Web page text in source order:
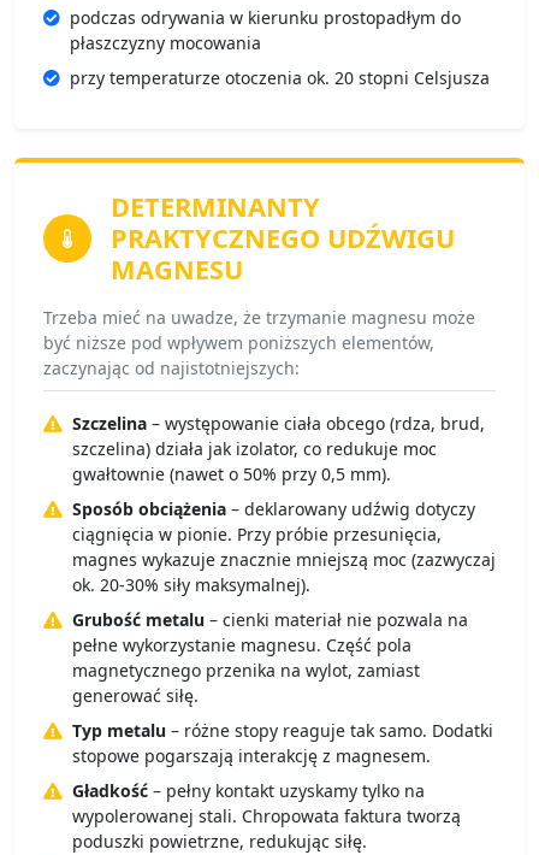
podczas odrywania w kierunku prostopadłym do
płaszczyzny mocowania
przy temperaturze otoczenia ok. 20 stopni Celsjusza
DETERMINANTY
PRAKTYCZNEGO UDŹWIGU
MAGNESU
Trzeba mieć na uwadze, że trzymanie magnesu może
być niższe pod wpływem poniższych elementów,
zaczynając od najistotniejszych:
Szczelina – występowanie ciała obcego (rdza, brud,
szczelina) działa jak izolator, co redukuje moc
gwałtownie (nawet o 50% przy 0,5 mm).
Sposób obciążenia – deklarowany udźwig dotyczy
ciągnięcia w pionie. Przy próbie przesunięcia,
magnes wykazuje znacznie mniejszą moc (zazwyczaj
ok. 20-30% siły maksymalnej).
Grubość metalu – cienki materiał nie pozwala na
pełne wykorzystanie magnesu. Część pola
magnetycznego przenika na wylot, zamiast
generować siłę.
Typ metalu – różne stopy reaguje tak samo. Dodatki
stopowe pogarszają interakcję z magnesem.
Gładkość – pełny kontakt uzyskamy tylko na
wypolerowanej stali. Chropowata faktura tworzą
poduszki powietrzne, redukując siłę.